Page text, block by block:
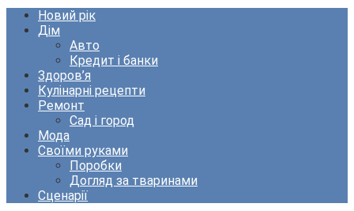
Новий рік
Дім
Авто
Кредит і банки
Здоров’я
Кулінарні рецепти
Ремонт
Сад і город
Мода
Своїми руками
Поробки
Догляд за тваринами
Сценарії